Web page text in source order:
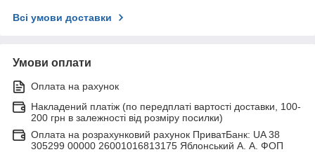
Всі умови доставки
Умови оплати
Оплата на рахунок
Накладений платіж (по передплаті вартості доставки, 100-
200 грн в залежності від розміру посилки)
Оплата на розрахунковий рахунок ПриватБанк: UA 38
305299 00000 26001016813175 Яблонський А. А. ФОП